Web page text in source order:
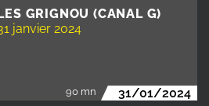
GRIGNOU (CANAL G)
janvier 2024
90 mn 31/01/2024